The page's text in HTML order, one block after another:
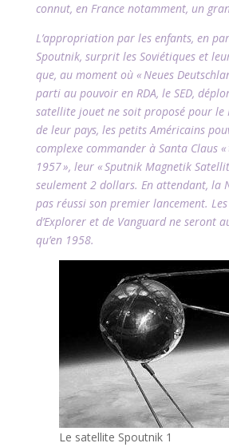
connut, en France notamment, un
L’appropriation par les enfants, en
Spoutnik, surprit les Soviétiques et
que, au moment où « Neues
parti au pouvoir en RDA, le SED,
satellite jouet ne soit proposé pour le
de leur pays, les petits Américains
complexe commander à Santa Claus
1957 », leur « Sputnik Magnetik
seulement 2 dollars. En attendant, la
pas réussi son premier lancement.
d’Explorer et de Vanguard ne seront
qu’en 1958.
Le satellite Spoutnik 1